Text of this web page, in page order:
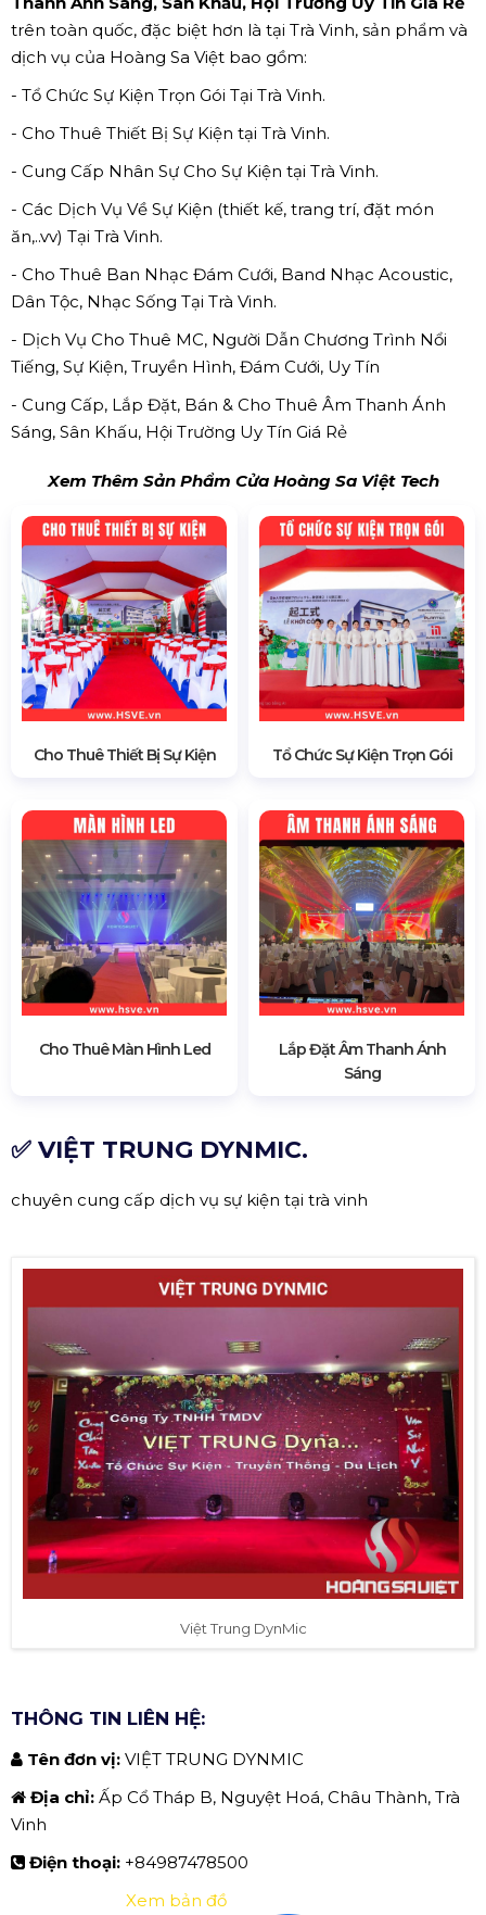
trên toàn quốc, đặc biệt hơn là tại Trà Vinh, sản phẩm và
dịch vụ của Hoàng Sa Việt bao gồm:
- Tổ Chức Sự Kiện Trọn Gói Tại Trà Vinh.
- Cho Thuê Thiết Bị Sự Kiện tại Trà Vinh.
- Cung Cấp Nhân Sự Cho Sự Kiện tại Trà Vinh.
- Các Dịch Vụ Về Sự Kiện (thiết kế, trang trí, đặt món
ăn,..vv) Tại Trà Vinh.
- Cho Thuê Ban Nhạc Đám Cưới, Band Nhạc Acoustic,
Dân Tộc, Nhạc Sống Tại Trà Vinh.
- Dịch Vụ Cho Thuê MC, Người Dẫn Chương Trình Nổi
Tiếng, Sự Kiện, Truyền Hình, Đám Cưới, Uy Tín
- Cung Cấp, Lắp Đặt, Bán & Cho Thuê Âm Thanh Ánh
Sáng, Sân Khấu, Hội Trường Uy Tín Giá Rẻ
Xem Thêm Sản Phẩm Cửa Hoàng Sa Việt Tech
Cho Thuê Thiết Bị Sự Kiện Tổ Chức Sự Kiện Trọn Gói
Cho Thuê Màn Hình Led
Lắp Đặt Âm Thanh Ánh
Sáng
✅ VIỆT TRUNG DYNMIC.
chuyên cung cấp dịch vụ sự kiện tại trà vinh
Việt Trung DynMic
THÔNG TIN LIÊN HỆ:
Tên đơn vị: VIỆT TRUNG DYNMIC
Địa chỉ: Ấp Cổ Tháp B, Nguyệt Hoá, Châu Thành, Trà
Vinh
Điện thoại: +84987478500
Xem bản đồ